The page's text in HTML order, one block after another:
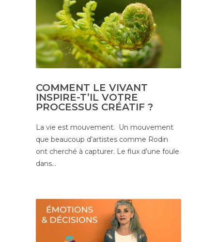
COMMENT LE VIVANT
INSPIRE-T’IL VOTRE
PROCESSUS CRÉATIF ?
La vie est mouvement. Un mouvement
que beaucoup d’artistes comme Rodin
ont cherché à capturer. Le flux d’une foule
dans…